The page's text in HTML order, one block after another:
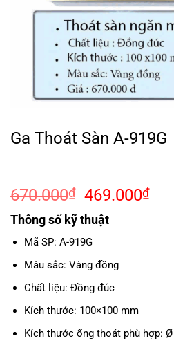
Ga Thoát Sàn A-919G
670.000₫
Giá
gốc
là:
670.000₫.
469.000₫Giá
Thông số kỹ thuật
Mã SP: A-919G
Màu sắc: Vàng đồng
Chất liệu: Đồng đúc
Kích thước: 100×100 mm
Kích thước ống thoát phù hợp: Ø